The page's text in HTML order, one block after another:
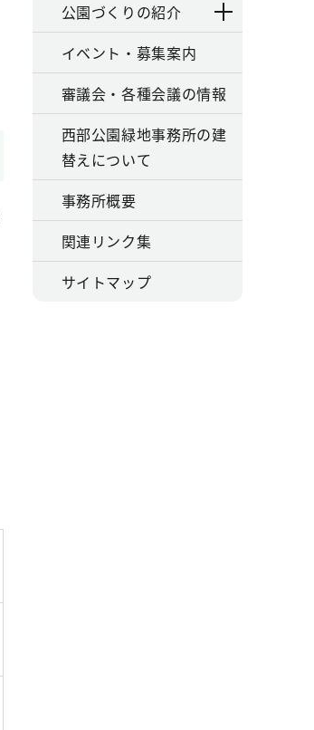
公園づくりの紹介
イベント・募集案内
審議会・各種会議の情報
西部公園緑地事務所の建
替えについて
事務所概要
関連リンク集
サイトマップ